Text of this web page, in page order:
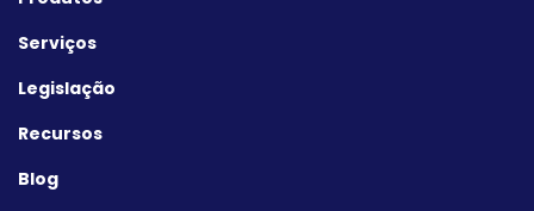
Serviços
Legislação
Recursos
Blog